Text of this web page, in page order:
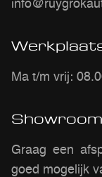
Ma t/m vrij:
Showroom
Graag een
goed mogelijk